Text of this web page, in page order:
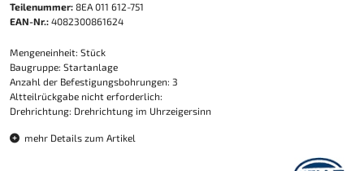
Teilenummer: 8EA 011 612-751
EAN-Nr.: 4082300861624
Mengeneinheit: Stück
Baugruppe: Startanlage
Anzahl der Befestigungsbohrungen: 3
Altteilrückgabe nicht erforderlich:
Drehrichtung: Drehrichtung im Uhrzeigersinn
mehr Details zum Artikel